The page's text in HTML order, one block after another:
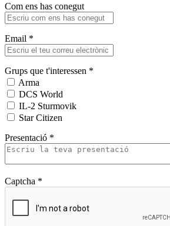
Com ens has conegut
Email *
Grups que t'interessen *
Arma
DCS World
IL-2 Sturmovik
Star Citizen
Presentació *
Captcha *